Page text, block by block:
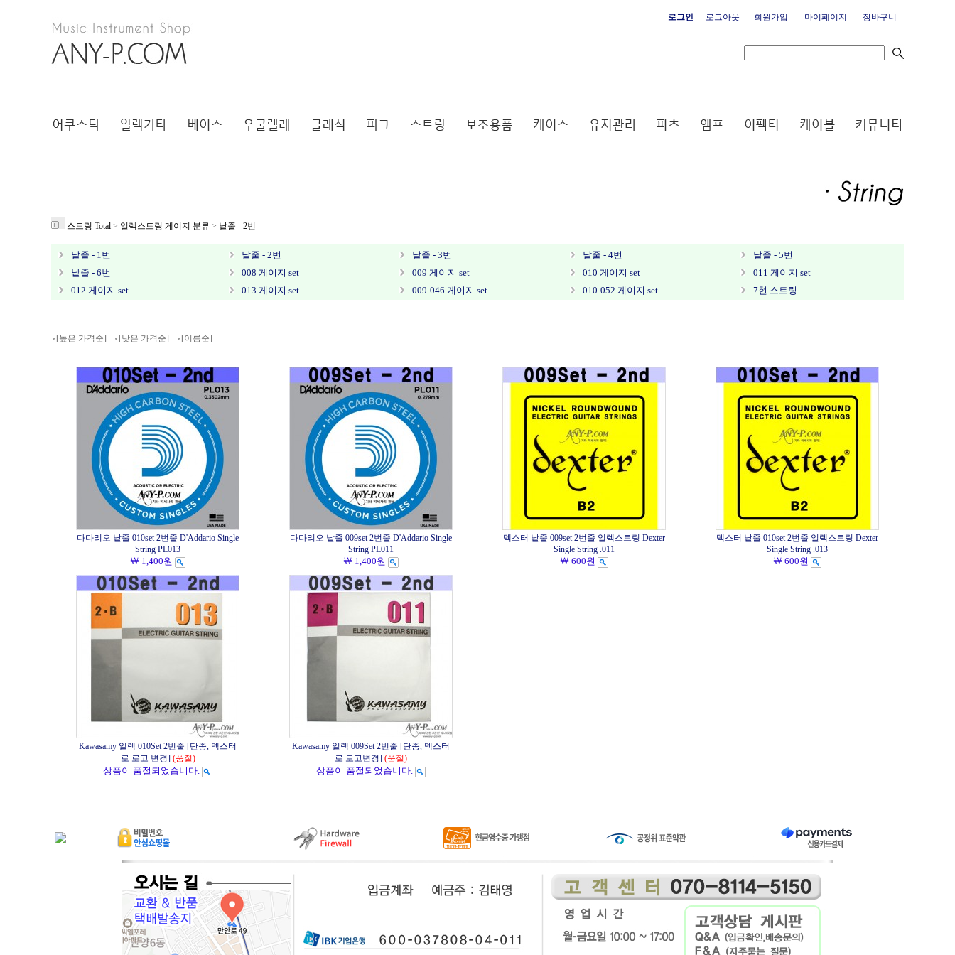
로그인 로그아웃 회원가입 마이페이지 장바구니
스트링 Total > 일렉스트링 게이지 분류 > 낱줄 - 2번
낱줄 - 1번 낱줄 - 2번 낱줄 - 3번 낱줄 - 4번
낱줄 - 5번
낱줄 - 6번
008 게이지 set 009 게이지 set 010 게이지 set
011 게이지 set
012 게이지 set
013 게이지 set 009-046 게이지 set 010-052 게이지 set 7현 스트링
[높은 가격순] [낮은 가격순] [이름순]
다다리오 낱줄 010set 2번줄 D'Addario Single
String PL013
￦ 1,400원
다다리오 낱줄 009set 2번줄 D'Addario Single
String PL011
￦ 1,400원
덱스터 낱줄 009set 2번줄 일렉스트링 Dexter
Single String .011
￦ 600원
덱스터 낱줄 010set 2번줄 일렉스트링 Dexter
Single String .013
￦ 600원
Kawasamy 일렉 010Set 2번줄 [단종, 덱스터
로 로고 변경] (품절)
상품이 품절되었습니다.
Kawasamy 일렉 009Set 2번줄 [단종, 덱스터
로 로고변경] (품절)
상품이 품절되었습니다.